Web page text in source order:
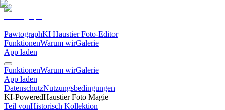
PawtographKI Haustier Foto-Editor
FunktionenWarum wirGalerie
App laden
FunktionenWarum wirGalerie
App laden
DatenschutzNutzungsbedingungen
KI-PoweredHaustier Foto Magie
Teil vonHistorisch Kollektion